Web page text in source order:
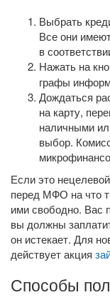
Выбрать
Все они
в
Нажать на
графы
Дождаться
на карту,
наличными
выбор.
Если это
перед МФО на что
ими свободно. Вас
вы должны
он истекает. Для
действует акция
Способы